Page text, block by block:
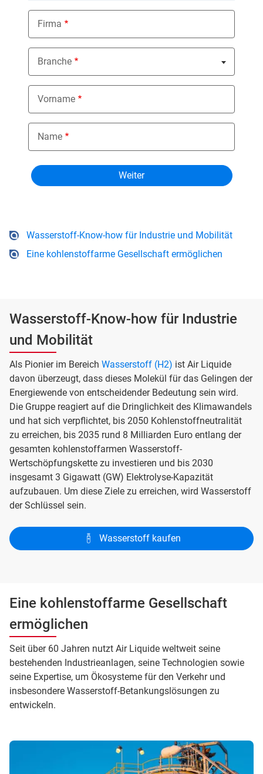
Wasserstoff-Know-how für Industrie und Mobilität
Eine kohlenstoffarme Gesellschaft ermöglichen
Wasserstoff-Know-how für Industrie
und Mobilität
Als Pionier im Bereich Wasserstoff (H2) ist Air Liquide
davon überzeugt, dass dieses Molekül für das Gelingen der
Energiewende von entscheidender Bedeutung sein wird.
Die Gruppe reagiert auf die Dringlichkeit des Klimawandels
und hat sich verpflichtet, bis 2050 Kohlenstoffneutralität
zu erreichen, bis 2035 rund 8 Milliarden Euro entlang der
gesamten kohlenstoffarmen Wasserstoff-
Wertschöpfungskette zu investieren und bis 2030
insgesamt 3 Gigawatt (GW) Elektrolyse-Kapazität
aufzubauen. Um diese Ziele zu erreichen, wird Wasserstoff
der Schlüssel sein.
Wasserstoff kaufen
Eine kohlenstoffarme Gesellschaft
ermöglichen
Seit über 60 Jahren nutzt Air Liquide weltweit seine
bestehenden Industrieanlagen, seine Technologien sowie
seine Expertise, um Ökosysteme für den Verkehr und
insbesondere Wasserstoff-Betankungslösungen zu
entwickeln.
Firma
Branche
Nothing selected
Vorname
Name